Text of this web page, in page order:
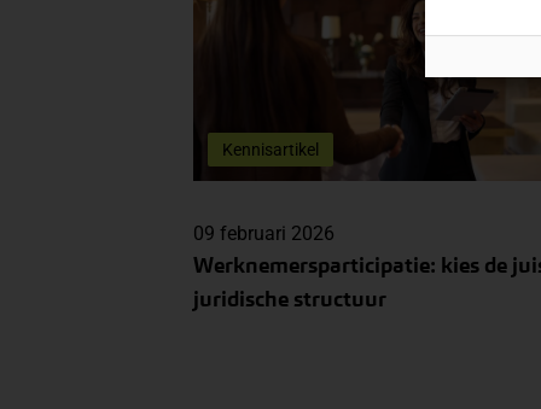
Kennisartikel
09 februari 2026
Werknemersparticipatie: kies de
juridische structuur